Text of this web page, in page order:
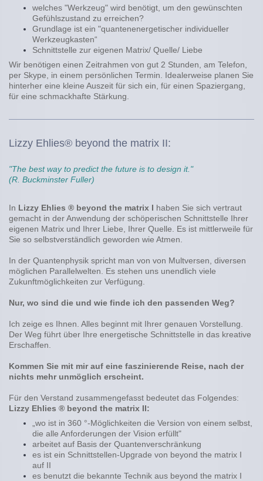
welches "Werkzeug" wird benötigt, um den gewünschten
Gefühlszustand zu erreichen?
Grundlage ist ein "quantenenergetischer individueller
Werkzeugkasten“
Schnittstelle zur eigenen Matrix/ Quelle/ Liebe
Wir benötigen einen Zeitrahmen von gut 2 Stunden, am Telefon,
per Skype, in einem persönlichen Termin. Idealerweise planen Sie
hinterher eine kleine Auszeit für sich ein, für einen Spaziergang,
für eine schmackhafte Stärkung.
Lizzy Ehlies® beyond the matrix II:
"The best way to predict the future is to design it."
(R. Buckminster Fuller)
In Lizzy Ehlies ® beyond the matrix I haben Sie sich vertraut
gemacht in der Anwendung der schöperischen Schnittstelle Ihrer
eigenen Matrix und Ihrer Liebe, Ihrer Quelle. Es ist mittlerweile für
Sie so selbstverständlich geworden wie Atmen.
In der Quantenphysik spricht man von von Multversen, diversen
möglichen Parallelwelten. Es stehen uns unendlich viele
Zukunftmöglichkeiten zur Verfügung.
Nur, wo sind die und wie finde ich den passenden Weg?
Ich zeige es Ihnen. Alles beginnt mit Ihrer genauen Vorstellung.
Der Weg führt über Ihre energetische Schnittstelle in das kreative
Erschaffen.
Kommen Sie mit mir auf eine faszinierende Reise, nach der
nichts mehr unmöglich erscheint.
Für den Verstand zusammengefasst bedeutet das Folgendes:
Lizzy Ehlies ® beyond the matrix II:
„wo ist in 360 °-Möglichkeiten die Version von einem selbst,
die alle Anforderungen der Vision erfüllt"
arbeitet auf Basis der Quantenverschränkung
es ist ein Schnittstellen-Upgrade von beyond the matrix I
auf II
es benutzt die bekannte Technik aus beyond the matrix I